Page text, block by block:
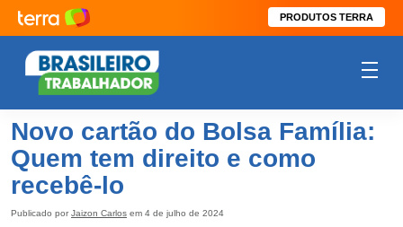
PRODUTOS TERRA
Novo cartão do Bolsa Família:
Quem tem direito e como
recebê-lo
Publicado por Jaizon Carlos em 4 de julho de 2024